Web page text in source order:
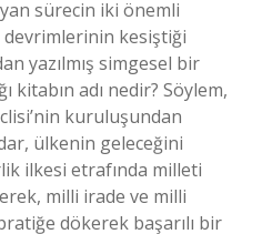
sürecin iki önemli
kesiştiği
yazılmış simgesel bir
kitabın adı nedir? Söylem,
kuruluşundan
ülkenin geleceğini
ilkesi etrafında milleti
milli irade ve milli
dökerek başarılı bir